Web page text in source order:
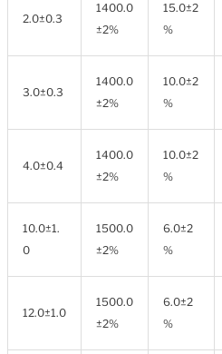
2.0±0.3
1400.0
±2%
15.0±2
%
3.0±0.3
1400.0
±2%
10.0±2
%
4.0±0.4
1400.0
±2%
10.0±2
%
10.0±1.
0
1500.0
±2%
6.0±2
%
12.0±1.0
1500.0
±2%
6.0±2
%